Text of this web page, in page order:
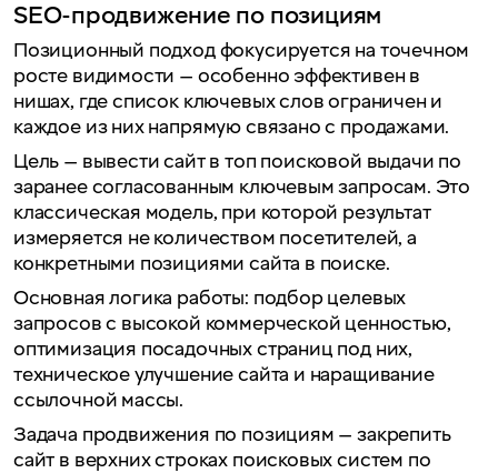
SEO-продвижение по позициям
Позиционный подход фокусируется на точечном
росте видимости — особенно эффективен в
нишах, где список ключевых слов ограничен и
каждое из них напрямую связано с продажами.
Цель — вывести сайт в топ поисковой выдачи по
заранее согласованным ключевым запросам. Это
классическая модель, при которой результат
измеряется не количеством посетителей, а
конкретными позициями сайта в поиске.
Основная логика работы: подбор целевых
запросов с высокой коммерческой ценностью,
оптимизация посадочных страниц под них,
техническое улучшение сайта и наращивание
ссылочной массы.
Задача продвижения по позициям — закрепить
сайт в верхних строках поисковых систем по